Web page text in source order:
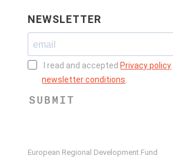
NEWSLETTER
I read and accepted Privacy policy
newsletter conditions.
SUBMIT
European Regional Development Fund